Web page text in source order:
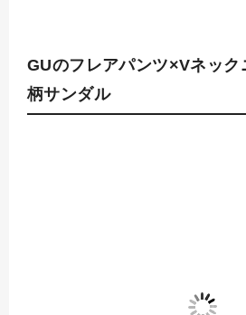
GUのフレアパンツ×Vネック
柄サンダル